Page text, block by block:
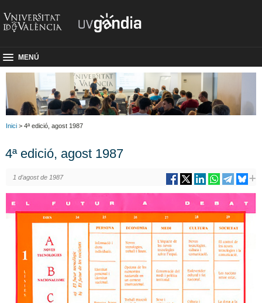
MENÚ
Inici > 4ª edició, agost 1987
4ª edició, agost 1987
1 d’agost de 1987